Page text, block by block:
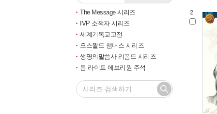
The Message 시리즈
IVP 소책자 시리즈
세계기독교고전
오스왈드 챔버스 시리즈
생명의말씀사 리폼드 시리즈
톰 라이트 에브리원 주석
법륜스님의 즉문즉설
미술관이 살아있다 : 구약
2.